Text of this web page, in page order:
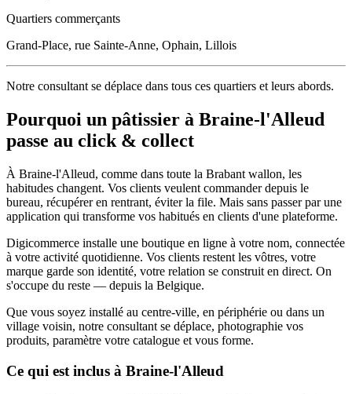
Quartiers commerçants
Grand-Place, rue Sainte-Anne, Ophain, Lillois
Notre consultant se déplace dans tous ces quartiers et leurs abords.
Pourquoi un pâtissier à Braine-l'Alleud
passe au click & collect
À Braine-l'Alleud, comme dans toute la Brabant wallon, les
habitudes changent. Vos clients veulent commander depuis le
bureau, récupérer en rentrant, éviter la file. Mais sans passer par une
application qui transforme vos habitués en clients d'une plateforme.
Digicommerce installe une boutique en ligne à votre nom, connectée
à votre activité quotidienne. Vos clients restent les vôtres, votre
marque garde son identité, votre relation se construit en direct. On
s'occupe du reste — depuis la Belgique.
Que vous soyez installé au centre-ville, en périphérie ou dans un
village voisin, notre consultant se déplace, photographie vos
produits, paramètre votre catalogue et vous forme.
Ce qui est inclus à Braine-l'Alleud